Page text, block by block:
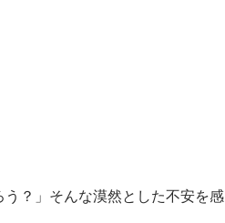
う？」そんな漠然とした不安を感